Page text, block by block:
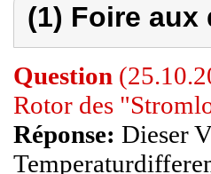
(1) Foire
Question
Rotor des
Réponse: Dieser